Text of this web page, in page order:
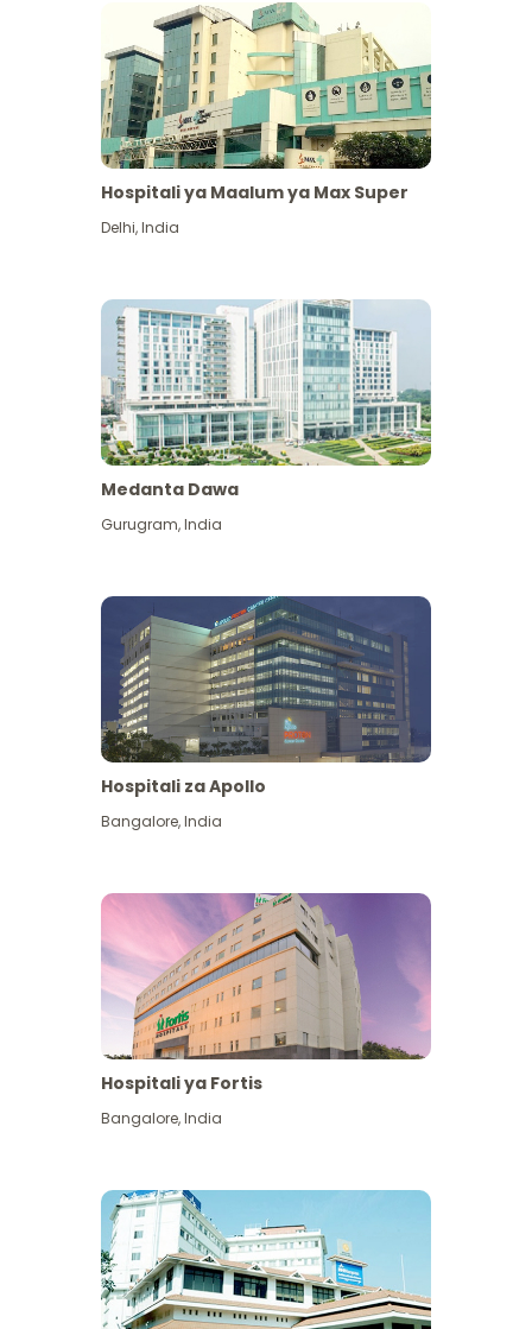
Hospitali ya Maalum ya Max Super
Delhi,India
Medanta Dawa
Gurugram,India
Hospitali za Apollo
Bangalore,India
Hospitali ya Fortis
Bangalore,India